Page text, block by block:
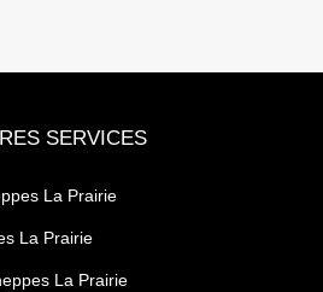
SERVICES
La Prairie
La Prairie
La Prairie